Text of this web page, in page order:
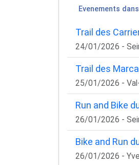
Evenements
Trail des
24/01/2026 -
Trail des
25/01/2026 -
Run and Bike
26/01/2026 -
Bike and Run
26/01/2026 -